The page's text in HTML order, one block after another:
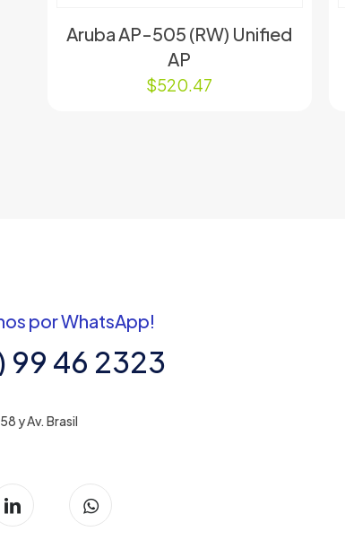
Aruba AP-505 (RW) Unified
AP
$520.47
por WhatsApp!
99 46 2323
y Av. Brasil